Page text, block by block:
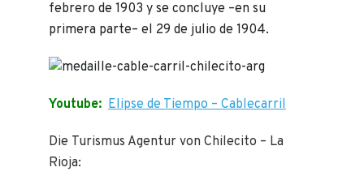
febrero de 1903 y se concluye –en su
primera parte– el 29 de julio de 1904.
Youtube: Elipse de Tiempo – Cablecarril
Die Turismus Agentur von Chilecito – La
Rioja: